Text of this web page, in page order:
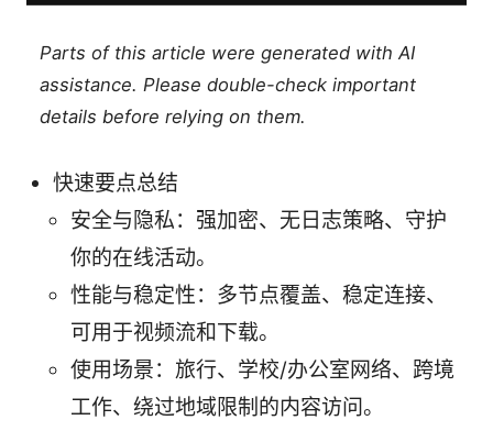
Parts of this article were generated with AI
assistance. Please double-check important
details before relying on them.
快速要点总结
安全与隐私：强加密、无日志策略、守护
你的在线活动。
性能与稳定性：多节点覆盖、稳定连接、
可用于视频流和下载。
使用场景：旅行、学校/办公室网络、跨境
工作、绕过地域限制的内容访问。